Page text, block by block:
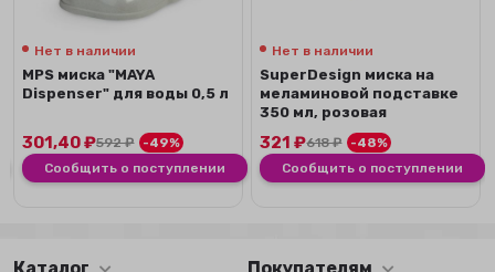
Нет в наличии
MPS миска "MAYA
Dispenser" для воды 0,5 л
301,40₽592₽
-49%
Сообщить о поступлении
Нет в наличии
SuperDesign миска на
меламиновой подставке
350 мл, розовая
321₽618₽
-48%
Сообщить о поступлении